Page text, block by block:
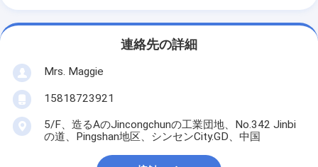
連絡先の詳細
Mrs. Maggie
15818723921
5/F、造るAのJincongchunの工業団地、No.342 Jinbi
の道、Pingshan地区、シンセンCity.GD、中国